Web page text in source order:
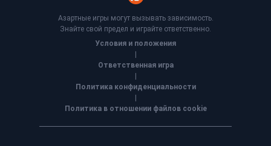
Азартные игры могут вызывать зависимость.
Знайте свой предел и играйте ответственно.
Условия и положения
Ответственная игра
Политика конфиденциальности
Политика в отношении файлов cookie